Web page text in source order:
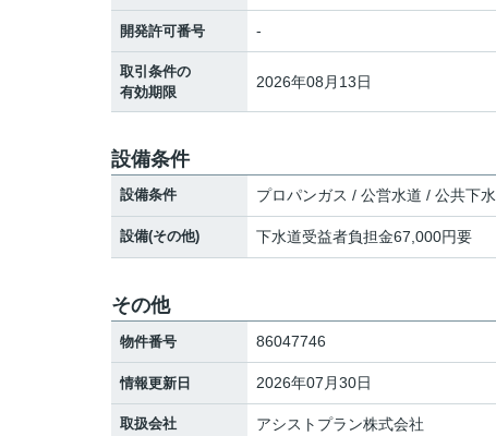
開発許可番号 -
取引条件の
有効期限
2026年08月13日
設備条件
設備条件 プロパンガス / 公営水道 / 公共下水
設備(その他) 下水道受益者負担金67,000円要
その他
物件番号 86047746
情報更新日 2026年07月30日
取扱会社
アシストプラン株式会社